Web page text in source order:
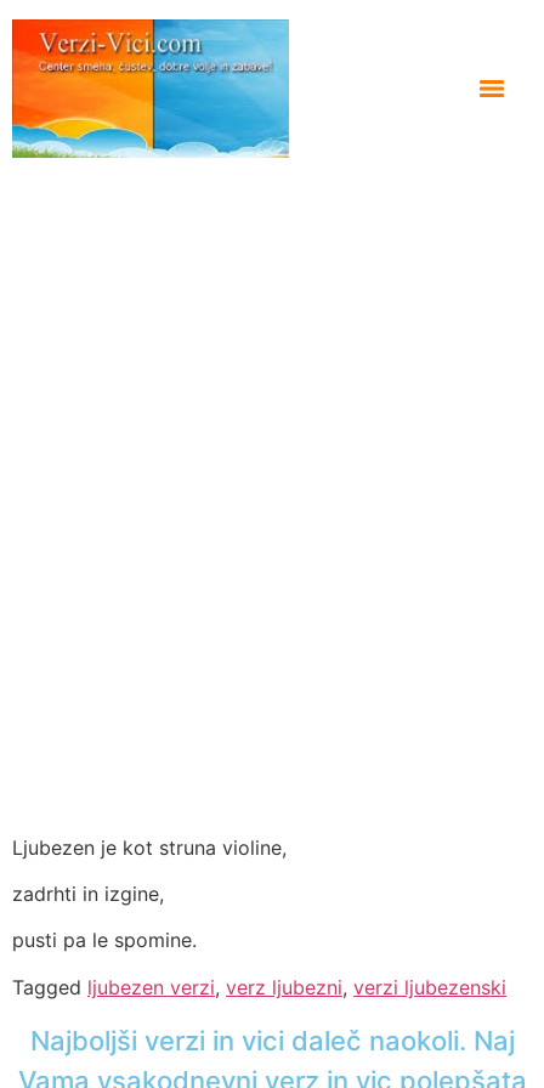
Ljubezen je kot struna violine,
zadrhti in izgine,
pusti pa le spomine.
Tagged ljubezen verzi, verz ljubezni, verzi ljubezenski
Najboljši verzi in vici daleč naokoli. Naj
Vama vsakodnevni verz in vic polepšata